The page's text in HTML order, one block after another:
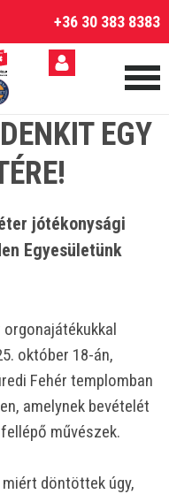
+36 30 383 8383
EGY
jótékonysági
Egyesületünk
október 18-án,
Fehér templomban
amelynek bevételét
művészek.
döntöttek úgy,